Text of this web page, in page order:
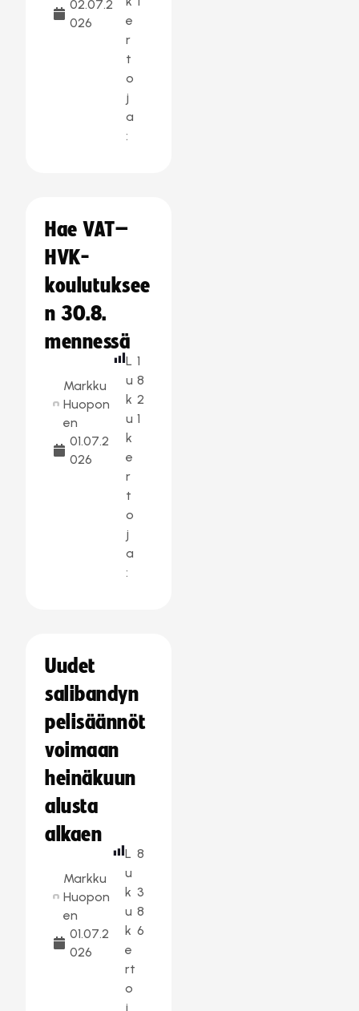
02.07.2
026
e
r
t
o
j
a
:
Hae VAT–
HVK-
koulutuksee
n 30.8.
mennessä
Markku
Huopon
en
01.07.2
026
L
u
k
u
k
e
r
t
o
j
a
:
1
8
2
1
Uudet
salibandyn
pelisäännöt
voimaan
heinäkuun
alusta
alkaen
Markku
Huopon
en
01.07.2
026
L
u
k
u
k
e
rt
o
j
8
3
8
6